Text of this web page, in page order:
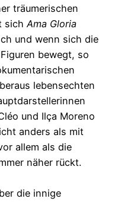
träumerischen
sich Ama Gloria
und wenn sich die
bewegt, so
lebensechten
und Ilça Moreno
anders als mit
allem als die
näher rückt.
die innige